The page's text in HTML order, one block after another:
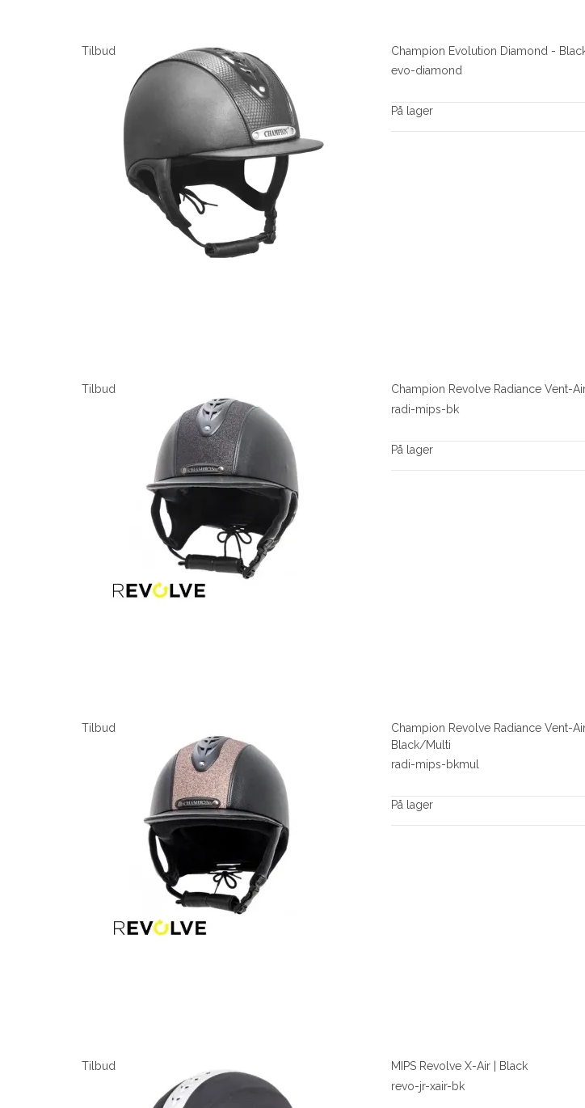
Tilbud
Champion Evolution Diamond -
evo-diamond
På lager
Tilbud
Champion Revolve Radiance Vent-
radi-mips-bk
På lager
Tilbud
Champion Revolve Radiance Vent-
Black/Multi
radi-mips-bkmul
På lager
Tilbud
MIPS Revolve X-Air | Black
revo-jr-xair-bk